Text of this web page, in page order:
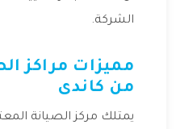
الشركة.
مميزات مراكز
من كاندى
يمتلك مركز الصيانة